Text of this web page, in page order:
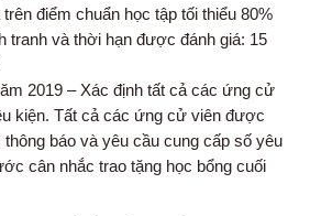
điểm chuẩn học tập tối thiểu 80%
tranh và thời hạn được đánh giá: 15
2019 – Xác định tất cả các ứng cử
kiện. Tất cả các ứng cử viên được
báo và yêu cầu cung cấp số yêu
cân nhắc trao tặng học bổng cuối